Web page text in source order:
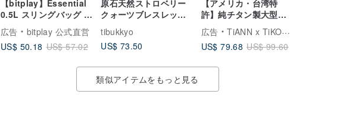
【bitplay】Essential
0.5L スリングバッグ |
ミニショルダーバッグ
広告
bitplay 公式直営
US$ 50.18 US$ 57.02
原石天然ストロベリー
クォーツブレスレット
アゲート カイヤナイト
スペーサー カスタムデ
tibukkyo
US$ 73.50
【アメリカ・台湾特
許】純チタン製大型ま
な板 36x30cm 台湾製
(安全無毒/カビが生えな
い)
広告
TiANN x TiKOBO チタン工房
US$ 79.68 US$ 99.60
類似アイテムをもっと見る